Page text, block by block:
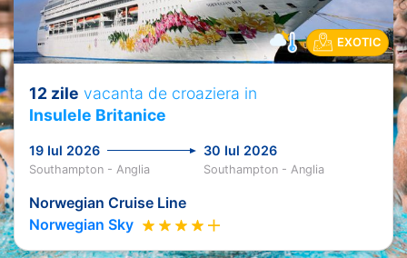
EXOTIC
12 zile vacanta de croaziera in
Insulele Britanice
19 Iul 2026 30 Iul 2026
Southampton - Anglia Southampton - Anglia
Norwegian Cruise Line
Norwegian Sky